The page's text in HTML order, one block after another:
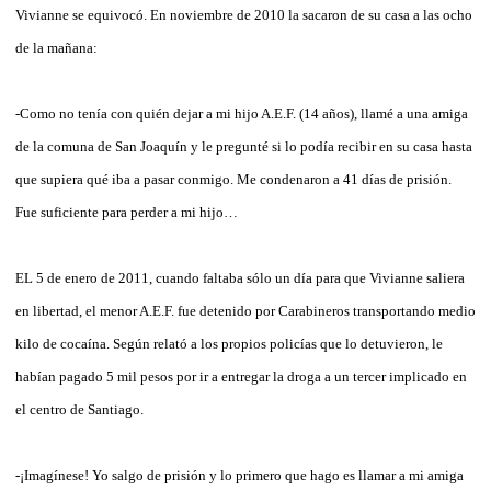
Vivianne se equivocó. En noviembre de 2010 la sacaron de su casa a las ocho
de la mañana:
-Como no tenía con quién dejar a mi hijo A.E.F. (14 años), llamé a una amiga
de la comuna de San Joaquín y le pregunté si lo podía recibir en su casa hasta
que supiera qué iba a pasar conmigo. Me condenaron a 41 días de prisión.
Fue suficiente para perder a mi hijo…
EL 5 de enero de 2011, cuando faltaba sólo un día para que Vivianne saliera
en libertad, el menor A.E.F. fue detenido por Carabineros transportando medio
kilo de cocaína. Según relató a los propios policías que lo detuvieron, le
habían pagado 5 mil pesos por ir a entregar la droga a un tercer implicado en
el centro de Santiago.
-¡Imagínese! Yo salgo de prisión y lo primero que hago es llamar a mi amiga